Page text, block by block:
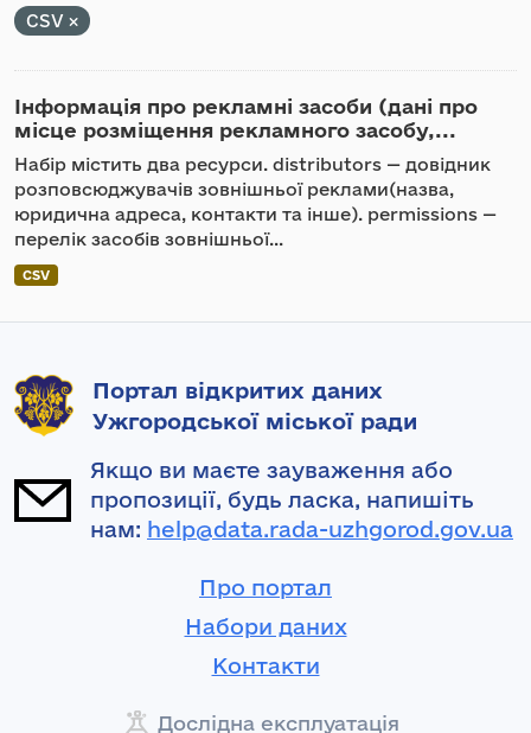
CSV
Інформація про рекламні засоби (дані про
місце розміщення рекламного засобу,...
Набір містить два ресурси. distributors — довідник
розповсюджувачів зовнішньої реклами(назва,
юридична адреса, контакти та інше). permissions —
перелік засобів зовнішньої...
CSV
Портал відкритих даних
Ужгородської міської ради
Якщо ви маєте зауваження або
пропозиції, будь ласка, напишіть
нам: help@data.rada-uzhgorod.gov.ua
Про портал
Набори даних
Контакти
Дослідна експлуатація